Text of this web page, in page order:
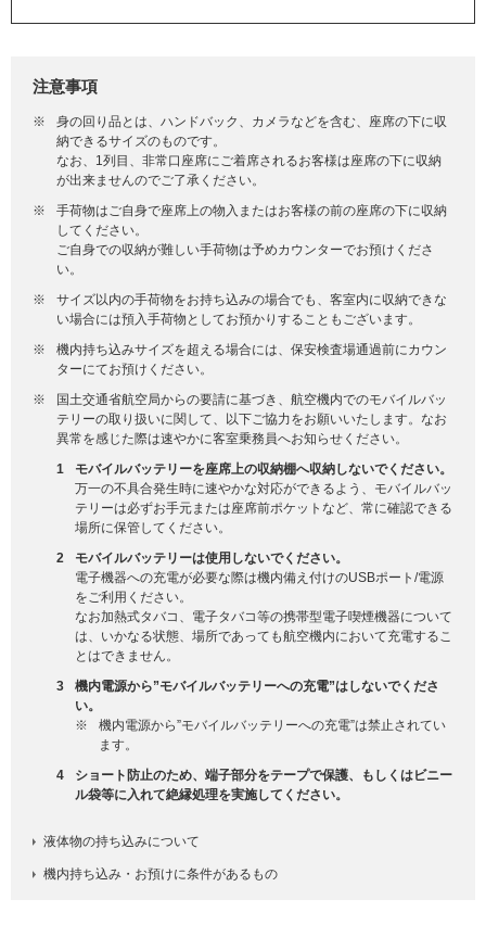
注意事項
※
身の回り品とは、ハンドバック、カメラなどを含む、座席の下に収
納できるサイズのものです。
なお、1列目、非常口座席にご着席されるお客様は座席の下に収納
が出来ませんのでご了承ください。
※
手荷物はご自身で座席上の物入またはお客様の前の座席の下に収納
してください。
ご自身での収納が難しい手荷物は予めカウンターでお預けくださ
い。
※
サイズ以内の手荷物をお持ち込みの場合でも、客室内に収納できな
い場合には預入手荷物としてお預かりすることもございます。
※
機内持ち込みサイズを超える場合には、保安検査場通過前にカウン
ターにてお預けください。
※
国土交通省航空局からの要請に基づき、航空機内でのモバイルバッ
テリーの取り扱いに関して、以下ご協力をお願いいたします。なお
異常を感じた際は速やかに客室乗務員へお知らせください。
1
モバイルバッテリーを座席上の収納棚へ収納しないでください。
万一の不具合発生時に速やかな対応ができるよう、モバイルバッ
テリーは必ずお手元または座席前ポケットなど、常に確認できる
場所に保管してください。
2
モバイルバッテリーは使用しないでください。
電子機器への充電が必要な際は機内備え付けのUSBポート/電源
をご利用ください。
なお加熱式タバコ、電子タバコ等の携帯型電子喫煙機器について
は、いかなる状態、場所であっても航空機内において充電するこ
とはできません。
3
機内電源から”モバイルバッテリーへの充電”はしないでくださ
い。
※
機内電源から”モバイルバッテリーへの充電”は禁止されてい
ます。
4
ショート防止のため、端子部分をテープで保護、もしくはビニー
ル袋等に入れて絶縁処理を実施してください。
液体物の持ち込みについて
機内持ち込み・お預けに条件があるもの